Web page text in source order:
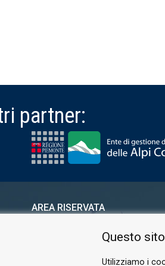
partner:
AREA RISERVATA
Questo
Utilizziamo i